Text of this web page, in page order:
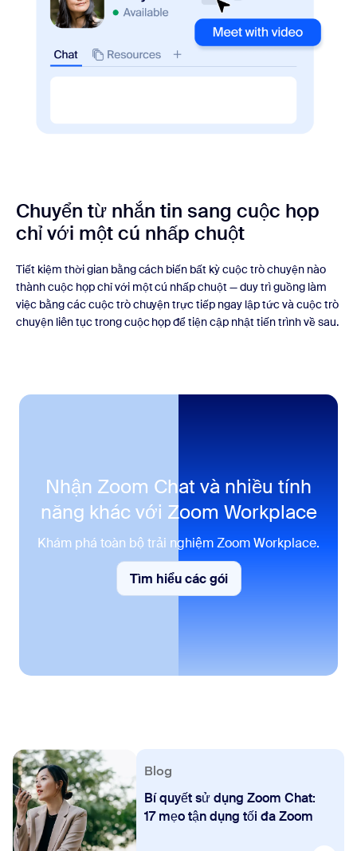
Chuyển từ nhắn tin sang cuộc họp
chỉ với một cú nhấp chuột
Tiết kiệm thời gian bằng cách biến bất kỳ cuộc trò chuyện nào
thành cuộc họp chỉ với một cú nhấp chuột — duy trì guồng làm
việc bằng các cuộc trò chuyện trực tiếp ngay lập tức và cuộc trò
chuyện liên tục trong cuộc họp để tiện cập nhật tiến trình về sau.
Nhận Zoom Chat và nhiều tính
năng khác với Zoom Workplace
Khám phá toàn bộ trải nghiệm Zoom Workplace.
Tìm hiểu các gói
Tìm hiểu các gói
Blog
Bí quyết sử dụng Zoom Chat:
17 mẹo tận dụng tối đa Zoom